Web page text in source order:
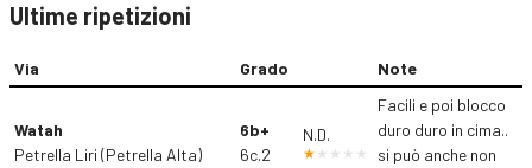
Ultime ripetizioni
Via Grado Note
Watah
Petrella Liri (Petrella Alta)
6b+
6c.2
N.D.
Facili e poi blocco
duro duro in cima..
si può anche non